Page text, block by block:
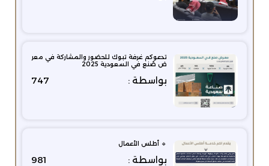
تدعوكم غرفة تبوك للحضور والمشاركة في معر
ض صُنع في السعودية 2025
بواسطة : 747
🔹 أطلس الأعمال
بواسطة : 981